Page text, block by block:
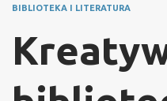
BIBLIOTEKA I LITERATURA